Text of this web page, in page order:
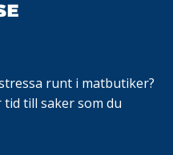
runt i matbutiker?
till saker som du